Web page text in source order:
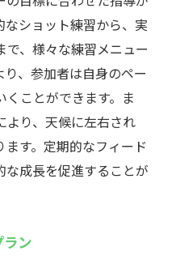
ショット練習から、実
、様々な練習メニュー
、参加者は自身のペー
ことができます。ま
より、天候に左右され
す。定期的なフィード
な成長を促進することが
ラン